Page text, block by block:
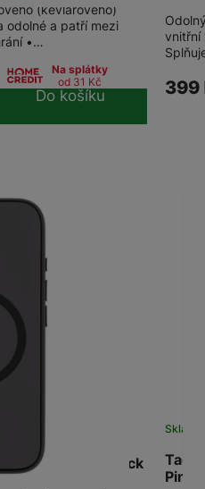
(kevlarového)
odolné a patří mezi
•…
Na splátky
od 31 Kč
Do košíku
vnitřní
399
iPhone 16 Black
Pink